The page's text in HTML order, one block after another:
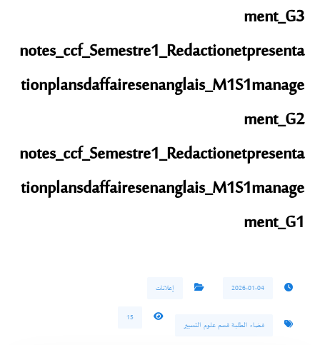
ment_G3
notes_ccf_Semestre1_Redactionetpresenta
tionplansdaffairesenanglais_M1S1manage
ment_G2
notes_ccf_Semestre1_Redactionetpresenta
tionplansdaffairesenanglais_M1S1manage
ment_G1
2026-01-04 إعلانات
فضاء الطلبة قسم علوم التسيير
15